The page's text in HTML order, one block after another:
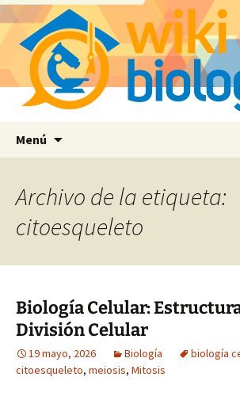
Menú
Archivo de la etiqueta:
citoesqueleto
Biología Celular:
División Celular
19 mayo, 2026 Biología biología
citoesqueleto, meiosis, Mitosis